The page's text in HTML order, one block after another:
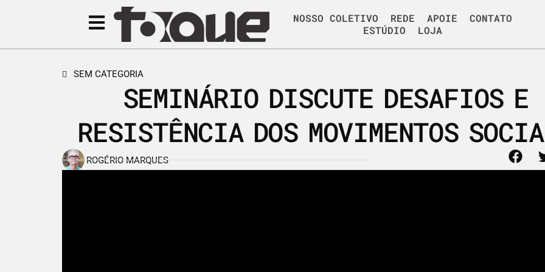
NOSSO COLETIVO REDE APOIE
CONTATO
ESTÚDIO
LOJA
SEM CATEGORIA
SEMINÁRIO DISCUTE DESAFIOS E
RESISTÊNCIA DOS MOVIMENTOS
ROGÉRIO MARQUES